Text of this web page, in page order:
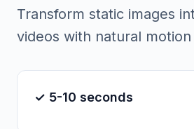
Transform static images
videos with natural motion
✓ 5-10 seconds